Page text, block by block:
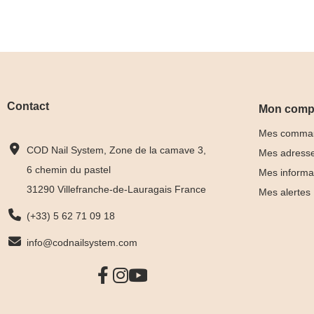
Contact
COD Nail System, Zone de la camave 3,
6 chemin du pastel
31290 Villefranche-de-Lauragais France
(+33) 5 62 71 09 18
info@codnailsystem.com
Mon
Mes
Mes
Mes
Mes alertes